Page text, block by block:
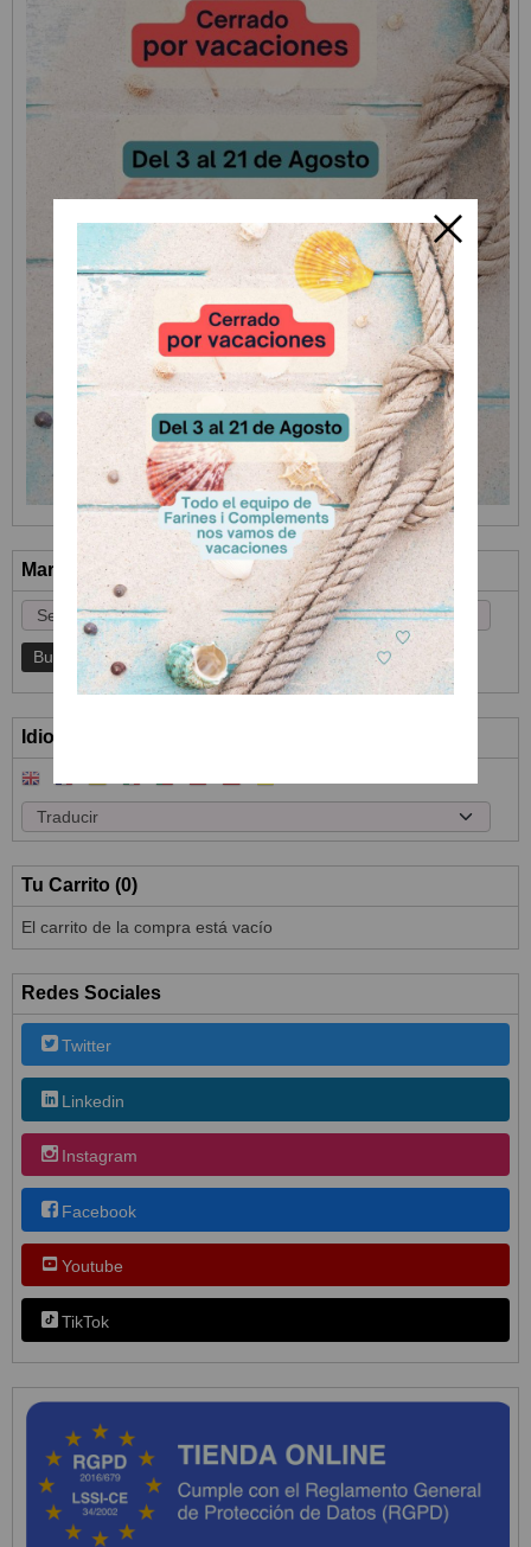
Marcas
Idioma
Tu Carrito (0)
El carrito de la compra está vacío
Redes Sociales
Twitter
Linkedin
Instagram
Facebook
Youtube
TikTok